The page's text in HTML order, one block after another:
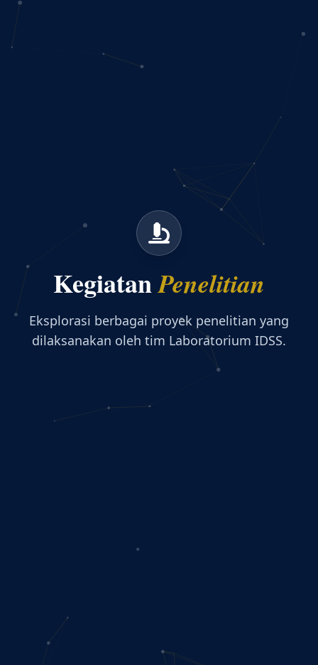
KegiatanPenelitian
Eksplorasi berbagai proyek penelitian yang
dilaksanakan oleh tim Laboratorium IDSS.